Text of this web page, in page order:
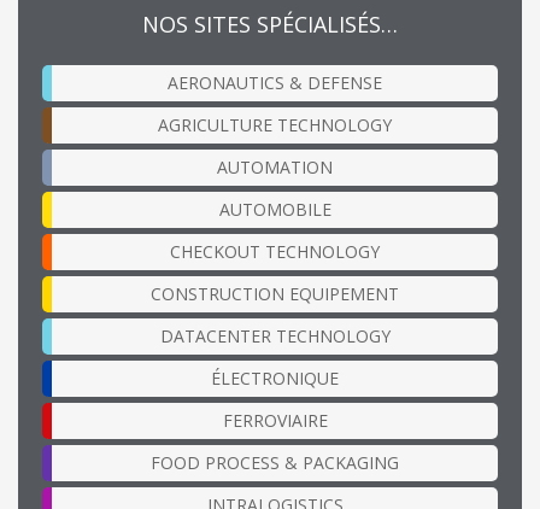
NOS SITES SPÉCIALISÉS…
AERONAUTICS & DEFENSE
AGRICULTURE TECHNOLOGY
AUTOMATION
AUTOMOBILE
CHECKOUT TECHNOLOGY
CONSTRUCTION EQUIPEMENT
DATACENTER TECHNOLOGY
ÉLECTRONIQUE
FERROVIAIRE
FOOD PROCESS & PACKAGING